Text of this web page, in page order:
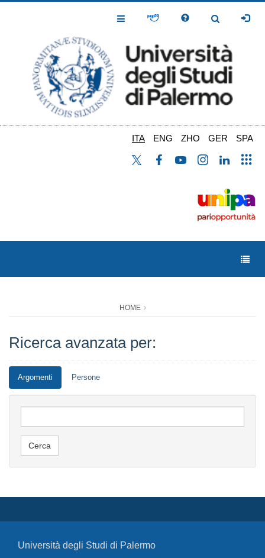
Toggle
Toggle
ITA ENG ZHO GER SPA
HOME
Ricerca avanzata per:
Argomenti Persone
Università degli Studi di Palermo